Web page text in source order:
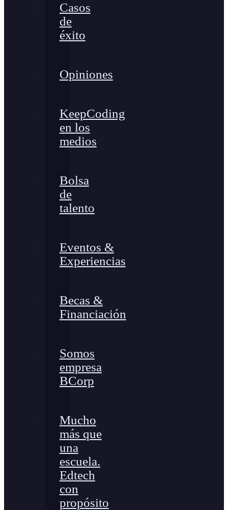
Casos
de
éxito
Opiniones
KeepCoding
en los
medios
Bolsa
de
talento
Eventos &
Experiencias
Becas &
Financiación
Somos
empresa
BCorp
Mucho
más que
una
escuela.
Edtech
con
propósito